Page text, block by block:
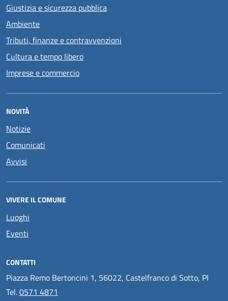
Giustizia e sicurezza pubblica
Ambiente
Tributi, finanze e contravvenzioni
Cultura e tempo libero
Imprese e commercio
NOVITÀ
Notizie
Comunicati
Avvisi
VIVERE IL COMUNE
Luoghi
Eventi
CONTATTI
Piazza Remo Bertoncini 1, 56022, Castelfranco di Sotto, PI
Tel.0571 4871